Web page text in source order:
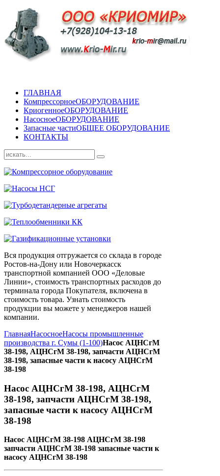
ГЛАВНАЯ
КомпрессорноеОБОРУДОВАНИЕ
КриогенноеОБОРУДОВАНИЕ
НасосноеОБОРУДОВАНИЕ
Запасные частиОБЩЕЕ ОБОРУДОВАНИЕ
КОНТАКТЫ
Вся продукция отгружается со склада в городе
Ростов-на-Дону или Новочеркасск
транспортной компанией ООО «Деловые
Линии», стоимость транспортных расходов до
терминала города Покупателя, включена в
стоимость товара. Узнать стоимость
продукции вы можете у менеджеров нашей
компании.
ГлавнаяНасосноеНасосы промышленные
производства г. Сумы (1-100)Насос АЦНСгМ
38-198, АЦНСгМ 38-198, запчасти АЦНСгМ
38-198, запасные части к насосу АЦНСгМ
38-198
Насос АЦНСгМ 38-198, АЦНСгМ
38-198, запчасти АЦНСгМ 38-198,
запасные части к насосу АЦНСгМ
38-198
Насос АЦНСгМ 38-198 АЦНСгМ 38-198
запчасти АЦНСгМ 38-198 запасные части к
насосу АЦНСгМ 38-198